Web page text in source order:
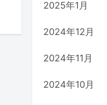
2025年1月
2024年12月
2024年11月
2024年10月